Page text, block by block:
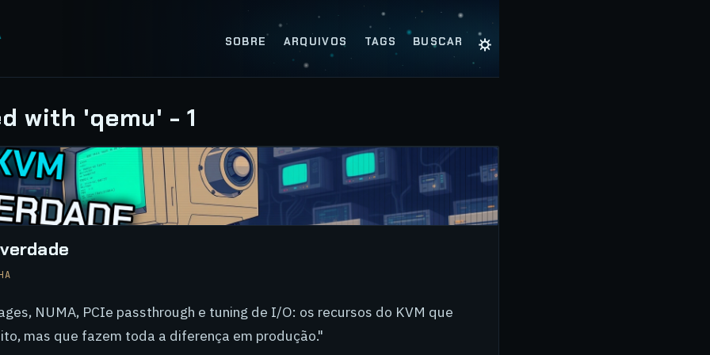
SOBRE ARQUIVOS TAGS BUSCAR ☼
with 'qemu' - 1
NUMA, PCIe passthrough e tuning de I/O: os recursos do KVM que
mas que fazem toda a diferença em produção."